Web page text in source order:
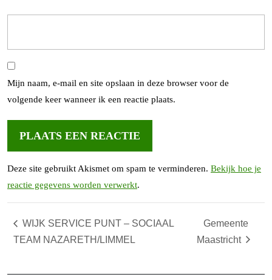
Mijn naam, e-mail en site opslaan in deze browser voor de
volgende keer wanneer ik een reactie plaats.
Deze site gebruikt Akismet om spam te verminderen. Bekijk hoe je
reactie gegevens worden verwerkt.
WIJK SERVICE PUNT – SOCIAAL
TEAM NAZARETH/LIMMEL
Gemeente
Maastricht